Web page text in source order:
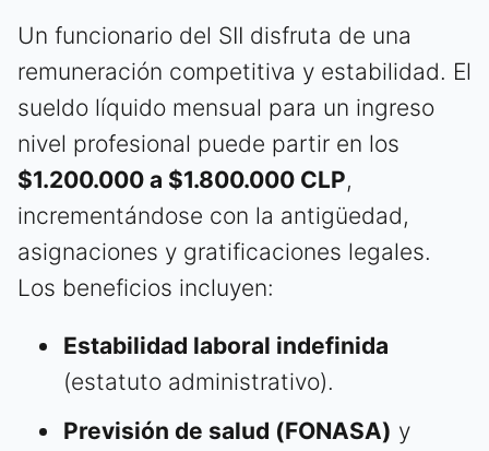
Un funcionario del SII disfruta de una
remuneración competitiva y estabilidad. El
sueldo líquido mensual para un ingreso
nivel profesional puede partir en los
$1.200.000 a $1.800.000 CLP,
incrementándose con la antigüedad,
asignaciones y gratificaciones legales.
Los beneficios incluyen:
Estabilidad laboral indefinida
(estatuto administrativo).
Previsión de salud (FONASA) y